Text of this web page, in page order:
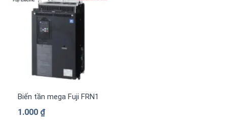
Biến tần mega Fuji FRN1480G2S-4G 3 pha 380 V
1.000 ₫